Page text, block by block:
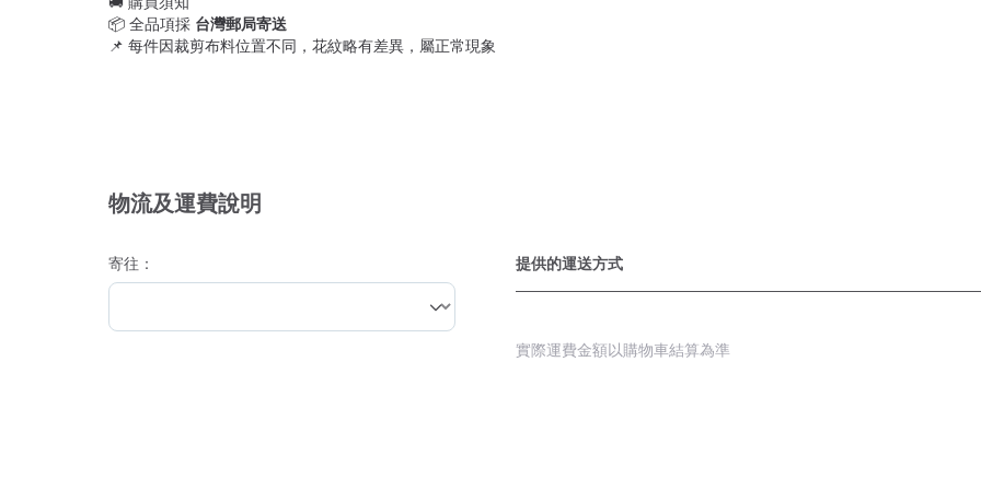
📦 全品項採 台灣郵局寄送
📌 每件因裁剪布料位置不同，花紋略有差異，屬正常現象
物流及運費說明
寄往： 提供的運送方式
實際運費金額以購物車結算為準